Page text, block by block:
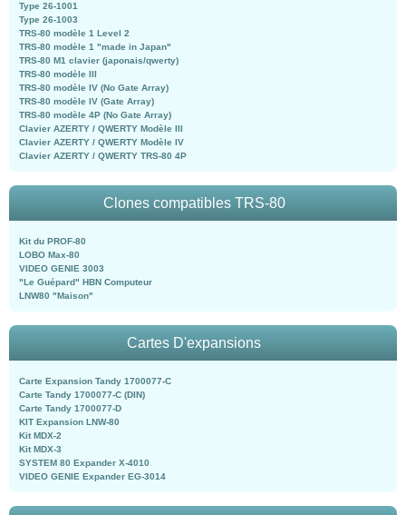
Type 26-1001
Type 26-1003
TRS-80 modèle 1 Level 2
TRS-80 modèle 1 "made in Japan"
TRS-80 M1 clavier (japonais/qwerty)
TRS-80 modèle III
TRS-80 modèle IV (No Gate Array)
TRS-80 modèle IV (Gate Array)
TRS-80 modèle 4P (No Gate Array)
Clavier AZERTY / QWERTY Modèle III
Clavier AZERTY / QWERTY Modèle IV
Clavier AZERTY / QWERTY TRS-80 4P
Clones compatibles TRS-80
Kit du PROF-80
LOBO Max-80
VIDEO GENIE 3003
"Le Guépard" HBN Computeur
LNW80 "Maison"
Cartes D'expansions
Carte Expansion Tandy 1700077-C
Carte Tandy 1700077-C (DIN)
Carte Tandy 1700077-D
KIT Expansion LNW-80
Kit MDX-2
Kit MDX-3
SYSTEM 80 Expander X-4010
VIDEO GENIE Expander EG-3014